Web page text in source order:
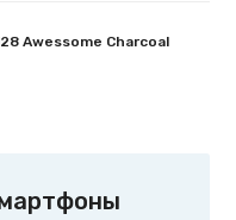
Awessome Charcoal